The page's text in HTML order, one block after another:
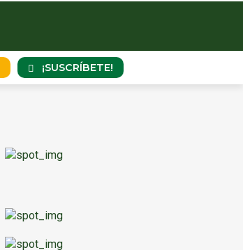
¡SUSCRÍBETE!